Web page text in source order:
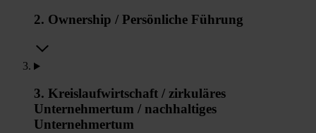
2. Ownership / Persönliche Führung
3. Kreislaufwirtschaft / zirkuläres
Unternehmertum / nachhaltiges
Unternehmertum